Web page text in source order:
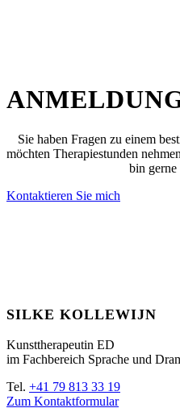
Sie haben Fragen zu einem
möchten Therapiestunden
bin gerne
Kontaktieren Sie mich
SILKE KOLLEWIJN
Kunsttherapeutin ED
im Fachbereich Sprache und
Tel. +41 79 813 33 19
Zum Kontaktformular